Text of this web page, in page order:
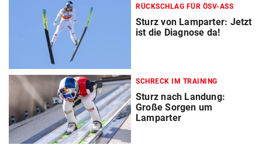
RÜCKSCHLAG FÜR ÖSV-ASS
Sturz von Lamparter: Jetzt
ist die Diagnose da!
SCHRECK IM TRAINING
Sturz nach Landung:
Große Sorgen um
Lamparter